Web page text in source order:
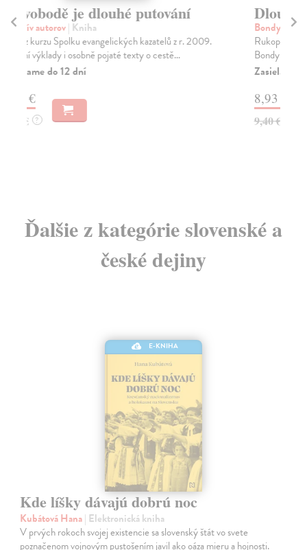
Dlouhé ucho
Bondy Egon| Kniha
Rukopis, resp. autorské korektury této vůbec poslední
Bondyho prózy (1997), byly po dvacet let považ...
Zasielame do 12 dní
8,93 €
9,40 € ?
Ďalšie z kategórie slovenské a
české dejiny
E-KNIHA
Kde líšky dávajú dobrú noc
Kubátová Hana| Elektronická kniha
V prvých rokoch svojej existencie sa slovenský štát vo svete
poznačenom vojnovým pustošením javil ako oáza mieru a hojnosti.